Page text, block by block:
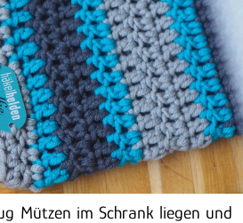
Mützen im Schrank liegen und